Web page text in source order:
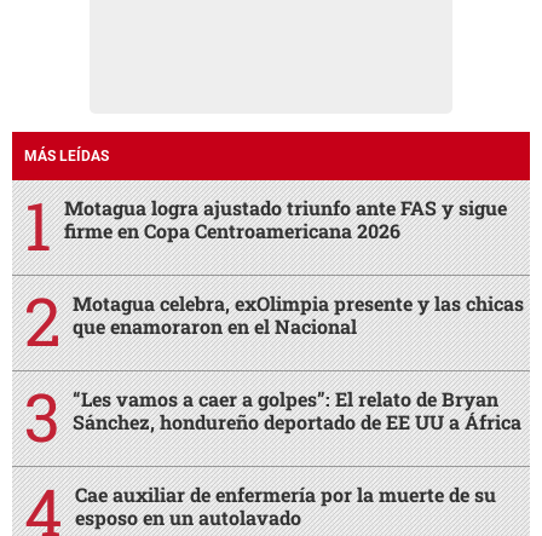
MÁS LEÍDAS
Motagua logra ajustado triunfo ante FAS y sigue
firme en Copa Centroamericana 2026
Motagua celebra, exOlimpia presente y las chicas
que enamoraron en el Nacional
“Les vamos a caer a golpes”: El relato de Bryan
Sánchez, hondureño deportado de EE UU a África
Cae auxiliar de enfermería por la muerte de su
esposo en un autolavado